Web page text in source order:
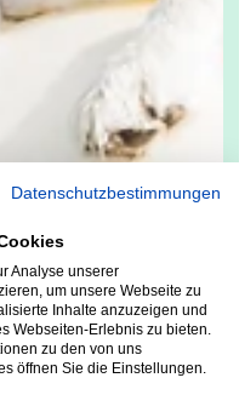
Datenschutzbestimmungen
Analyse unserer
um unsere Webseite zu
Inhalte anzuzeigen und
Webseiten-Erlebnis zu bieten.
zu den von uns
öffnen Sie die Einstellungen.